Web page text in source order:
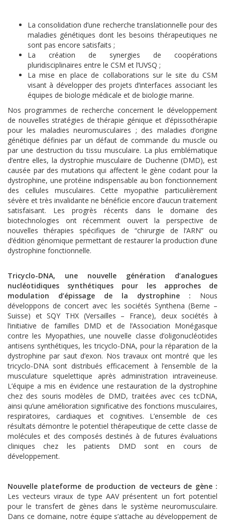
La consolidation d’une recherche translationnelle pour des
maladies génétiques dont les besoins thérapeutiques ne
sont pas encore satisfaits ;
La création de synergies de coopérations
pluridisciplinaires entre le CSM et l’UVSQ ;
La mise en place de collaborations sur le site du CSM
visant à développer des projets d’interfaces associant les
équipes de biologie médicale et de biologie marine.
Nos programmes de recherche concernent le développement
de nouvelles stratégies de thérapie génique et d’épissothérapie
pour les maladies neuromusculaires ; des maladies d’origine
génétique définies par un défaut de commande du muscle ou
par une destruction du tissu musculaire. La plus emblématique
d’entre elles, la dystrophie musculaire de Duchenne (DMD), est
causée par des mutations qui affectent le gène codant pour la
dystrophine, une protéine indispensable au bon fonctionnement
des cellules musculaires. Cette myopathie particulièrement
sévère et très invalidante ne bénéficie encore d’aucun traitement
satisfaisant. Les progrès récents dans le domaine des
biotechnologies ont récemment ouvert la perspective de
nouvelles thérapies spécifiques de “chirurgie de l’ARN” ou
d’édition génomique permettant de restaurer la production d’une
dystrophine fonctionnelle.
Tricyclo-DNA, une nouvelle génération d’analogues
nucléotidiques synthétiques pour les approches de
modulation d’épissage de la dystrophine : Nous
développons de concert avec les sociétés Synthena (Berne –
Suisse) et SQY THX (Versailles – France), deux sociétés à
l’initiative de familles DMD et de l’Association Monégasque
contre les Myopathies, une nouvelle classe d’oligonucléotides
antisens synthétiques, les tricyclo-DNA, pour la réparation de la
dystrophine par saut d’exon. Nos travaux ont montré que les
tricyclo-DNA sont distribués efficacement à l’ensemble de la
musculature squelettique après administration intraveineuse.
L’équipe a mis en évidence une restauration de la dystrophine
chez des souris modèles de DMD, traitées avec ces tcDNA,
ainsi qu’une amélioration significative des fonctions musculaires,
respiratoires, cardiaques et cognitives. L’ensemble de ces
résultats démontre le potentiel thérapeutique de cette classe de
molécules et des composés destinés à de futures évaluations
cliniques chez les patients DMD sont en cours de
développement.
Nouvelle plateforme de production de vecteurs de gène :
Les vecteurs viraux de type AAV présentent un fort potentiel
pour le transfert de gènes dans le système neuromusculaire.
Dans ce domaine, notre équipe s’attache au développement de